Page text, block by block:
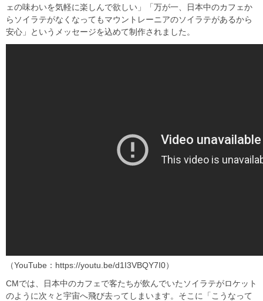
ェの味わいを気軽に楽しんで欲しい」「万が一、日本中のカフェか
らソイラテがなくなってもマウントレーニアのソイラテがあるから
安心」というメッセージを込めて制作されました。
（YouTube：https://youtu.be/d1I3VBQY7I0）
CMでは、日本中のカフェで客たちが飲んでいたソイラテがロケット
のように次々と宇宙へ飛び去ってしまいます。そこに「こうなって